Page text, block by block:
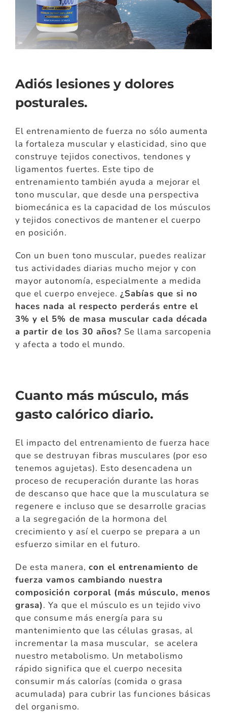
Adiós lesiones y dolores
posturales.
El entrenamiento de fuerza no sólo aumenta
la fortaleza muscular y elasticidad, sino que
construye tejidos conectivos, tendones y
ligamentos fuertes. Este tipo de
entrenamiento también ayuda a mejorar el
tono muscular, que desde una perspectiva
biomecánica es la capacidad de los músculos
y tejidos conectivos de mantener el cuerpo
en posición.
Con un buen tono muscular, puedes realizar
tus actividades diarias mucho mejor y con
mayor autonomía, especialmente a medida
que el cuerpo envejece.¿Sabías que si no
haces nada al respecto perderás entre el
3% y el 5% de masa muscular cada década
a partir de los 30 años? Se llama sarcopenia
y afecta a todo el mundo.
Cuanto más músculo, más
gasto calórico diario.
El impacto del entrenamiento de fuerza hace
que se destruyan fibras musculares (por eso
tenemos agujetas). Esto desencadena un
proceso de recuperación durante las horas
de descanso que hace que la musculatura se
regenere e incluso que se desarrolle gracias
a la segregación de la hormona del
crecimiento y así el cuerpo se prepara a un
esfuerzo similar en el futuro.
De esta manera, con el entrenamiento de
fuerza vamos cambiando nuestra
composición corporal (más músculo, menos
grasa). Ya que el músculo es un tejido vivo
que consume más energía para su
mantenimiento que las células grasas, al
incrementar la masa muscular, se acelera
nuestro metabolismo. Un metabolismo
rápido significa que el cuerpo necesita
consumir más calorías (comida o grasa
acumulada) para cubrir las funciones básicas
del organismo.